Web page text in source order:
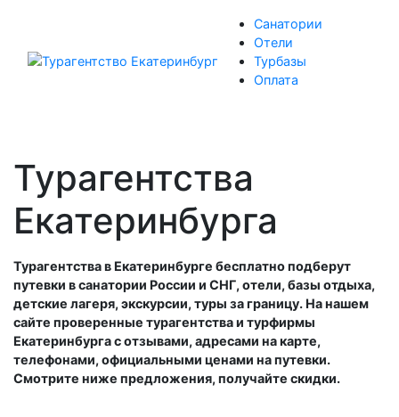
Санатории
Отели
Турбазы
Оплата
Турагентства
Екатеринбурга
Турагентства в Екатеринбурге бесплатно подберут
путевки в санатории России и СНГ, отели, базы отдыха,
детские лагеря, экскурсии, туры за границу. На нашем
сайте проверенные турагентства и турфирмы
Екатеринбурга с отзывами, адресами на карте,
телефонами, официальными ценами на путевки.
Смотрите ниже предложения, получайте скидки.